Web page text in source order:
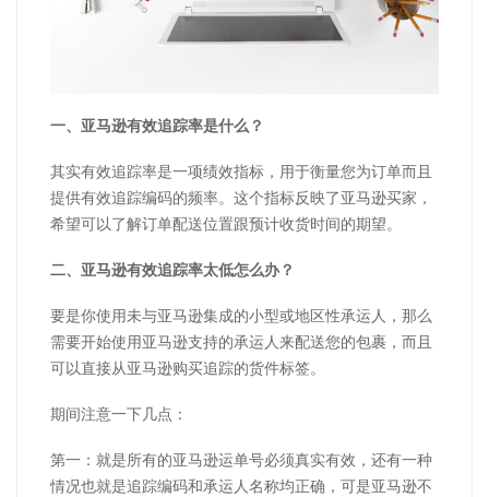
一、亚马逊有效追踪率是什么？
其实有效追踪率是一项绩效指标，用于衡量您为订单而且
提供有效追踪编码的频率。这个指标反映了亚马逊买家，
希望可以了解订单配送位置跟预计收货时间的期望。
二、亚马逊有效追踪率太低怎么办？
要是你使用未与亚马逊集成的小型或地区性承运人，那么
需要开始使用亚马逊支持的承运人来配送您的包裹，而且
可以直接从亚马逊购买追踪的货件标签。
期间注意一下几点：
第一：就是所有的亚马逊运单号必须真实有效，还有一种
情况也就是追踪编码和承运人名称均正确，可是亚马逊不